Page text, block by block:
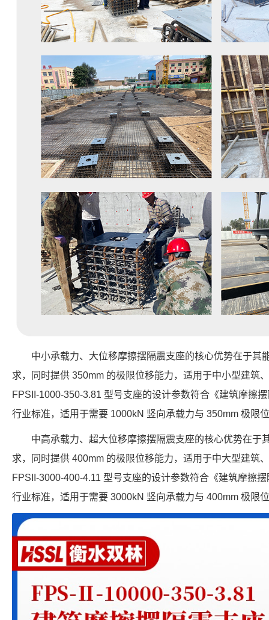
中小承载力、大位移摩擦摆隔震支座的核心优势在于其
求，同时提供 350mm 的极限位移能力，适用于中小型建筑
FPSII-1000-350-3.81 型号支座的设计参数符合《建筑摩擦
行业标准，适用于需要 1000kN 竖向承载力与 350mm 极限
中高承载力、超大位移摩擦摆隔震支座的核心优势在于
求，同时提供 400mm 的极限位移能力，适用于中大型建筑
FPSII-3000-400-4.11 型号支座的设计参数符合《建筑摩擦
行业标准，适用于需要 3000kN 竖向承载力与 400mm 极限